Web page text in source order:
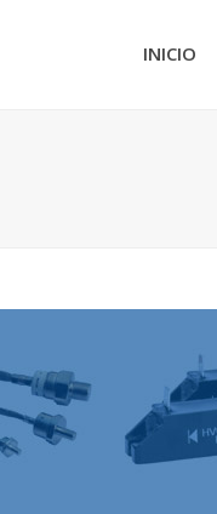
INICIO